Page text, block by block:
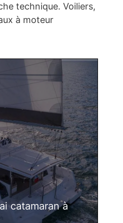
technique. Voiliers,
à moteur
catamaran à